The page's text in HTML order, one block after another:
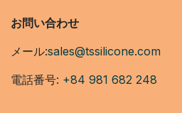
お問い合わせ
メール:sales@tssilicone.com
電話番号: +84 981 682 248